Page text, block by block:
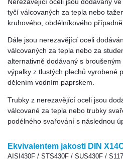
Nerezavějící oceli jsou dodávány
tyčí válcovaných za tepla nebo
kruhového, obdélníkového
Dále jsou nerezavějící oceli
válcovaných za tepla nebo za
alternativně dodávaný s
výpalky z tlustých plechů vyrobené
dělením vodním paprskem.
Trubky z nerezavějící oceli jsou
válcované za tepla nebo trubky
podélného svařování s následnou
Ekvivalentem jakosti DIN
AISI430F / STS430F / SUS430F /